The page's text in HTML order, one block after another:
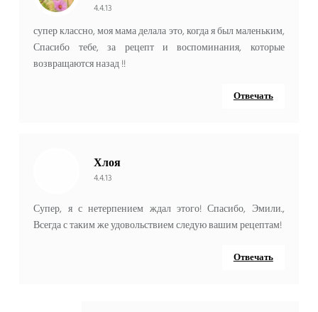
4.4.13
супер классно, моя мама делала это, когда я был маленьким,
Спасибо тебе, за рецепт и воспоминания, которые
возвращаются назад !!
Отвечать
Хлоя
4.4.13
Супер, я с нетерпением ждал этого! Спасибо, Эмили.,
Всегда с таким же удовольствием следую вашим рецептам!
Отвечать